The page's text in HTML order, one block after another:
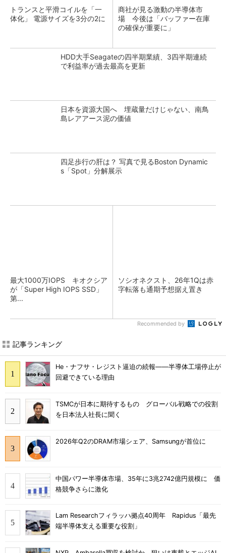
トランスと平滑コイルを「一
体化」 電源サイズを3分の2に
商社が見る激動の半導体市
場 今後は「バッファー在庫
の確保が重要に」
HDD大手Seagateの四半期業績、3四半期連続
で利益率が過去最高を更新
日本を資源大国へ 埋蔵量だけじゃない、南鳥
島レアアース泥の価値
四足歩行の肝は？ 写真で見るBoston Dynamic
s「Spot」分解展示
最大1000万IOPS キオクシア
が「Super High IOPS SSD」
第...
ソシオネクスト、26年1Qは赤
字転落も通期予想据え置き
Recommended by
記事ランキング
He・ナフサ・レジスト逼迫の続報――半導体工場停止が
回避できている理由
TSMCが日本に期待するもの グローバル戦略での役割
を日本法人社長に聞く
2026年Q2のDRAM市場シェア、Samsungが首位に
中国パワー半導体市場、35年に3兆2742億円規模に 価
格競争さらに激化
Lam Researchフィラッハ拠点40周年 Rapidus「最先
端半導体支える重要な役割」